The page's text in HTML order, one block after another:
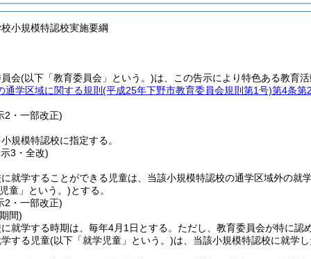
小規模特認校実施要綱
会(以下「教育委員会」という。)は、この告示により特色ある教育
通学区域に関する規則 (平成25年下野市教育委員会規則第1号)第4条第
2・一部改正)
規模特認校に指定する。
3・全改)
就学することができる児童は、当該小規模特認校の通学区域外の
童」という。)とする。
2・一部改正)
間)
就学する時期は、毎年4月1日とする。 ただし、教育委員会が特に認
する児童(以下「就学児童」という。)は、当該小規模特認校に就学